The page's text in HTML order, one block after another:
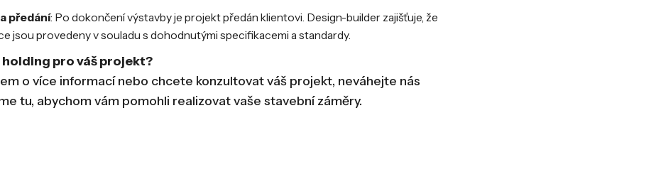
předání: Po dokončení výstavby je projekt předán klientovi. Design-builder zajišťuje, že
jsou provedeny v souladu s dohodnutými specifikacemi a standardy.
pro váš projekt?
o více informací nebo chcete konzultovat váš projekt, neváhejte nás
tu, abychom vám pomohli realizovat vaše stavební záměry.